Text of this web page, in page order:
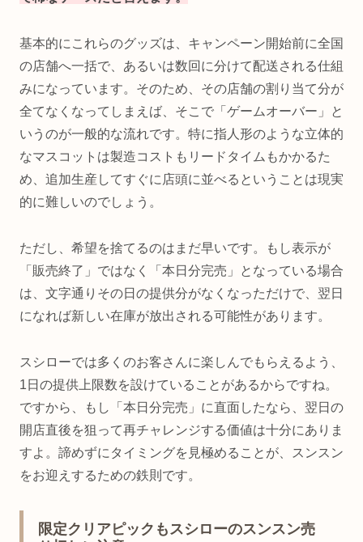
基本的にこれらのグッズは、キャンペーン開始前に全国
の店舗へ一括で、あるいは数回に分けて配送される仕組
みになっています。そのため、その店舗の割り当て分が
全てなくなってしまえば、そこで「ゲームオーバー」と
いうのが一般的な流れです。特に指人形のような立体的
なマスコットは製造コストもリードタイムもかかるた
め、追加生産してすぐに店頭に並べるということは現実
的に難しいのでしょう。
ただし、希望を捨てるのはまだ早いです。もし表示が
「販売終了」ではなく「本日分完売」となっている場合
は、文字通りその日の提供分がなくなっただけで、翌日
になれば新しい在庫が放出される可能性があります。
スシローでは多くのお客さんに楽しんでもらえるよう、
1日の提供上限数を設けていることがあるからですね。
ですから、もし「本日分完売」に直面したなら、翌日の
開店直後を狙って再チャレンジする価値は十分にありま
すよ。諦めずにタイミングを見極めることが、スンスン
をお迎えするための鉄則です。
限定クリアピックもスシローのスンスン売